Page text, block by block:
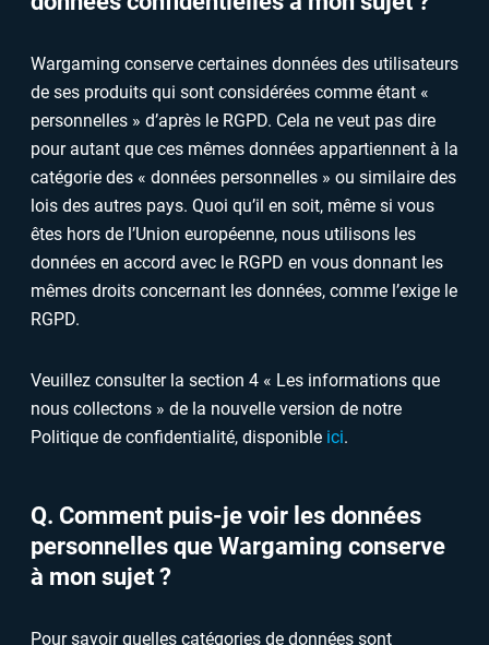
Wargaming conserve certaines données des utilisateurs
de ses produits qui sont considérées comme étant «
personnelles » d’après le RGPD. Cela ne veut pas dire
pour autant que ces mêmes données appartiennent à la
catégorie des « données personnelles » ou similaire des
lois des autres pays. Quoi qu’il en soit, même si vous
êtes hors de l’Union européenne, nous utilisons les
données en accord avec le RGPD en vous donnant les
mêmes droits concernant les données, comme l’exige le
RGPD.
Veuillez consulter la section 4 « Les informations que
nous collectons » de la nouvelle version de notre
Politique de confidentialité, disponible ici.
Q. Comment puis-je voir les données
personnelles que Wargaming conserve
à mon sujet ?
Pour savoir quelles catégories de données sont